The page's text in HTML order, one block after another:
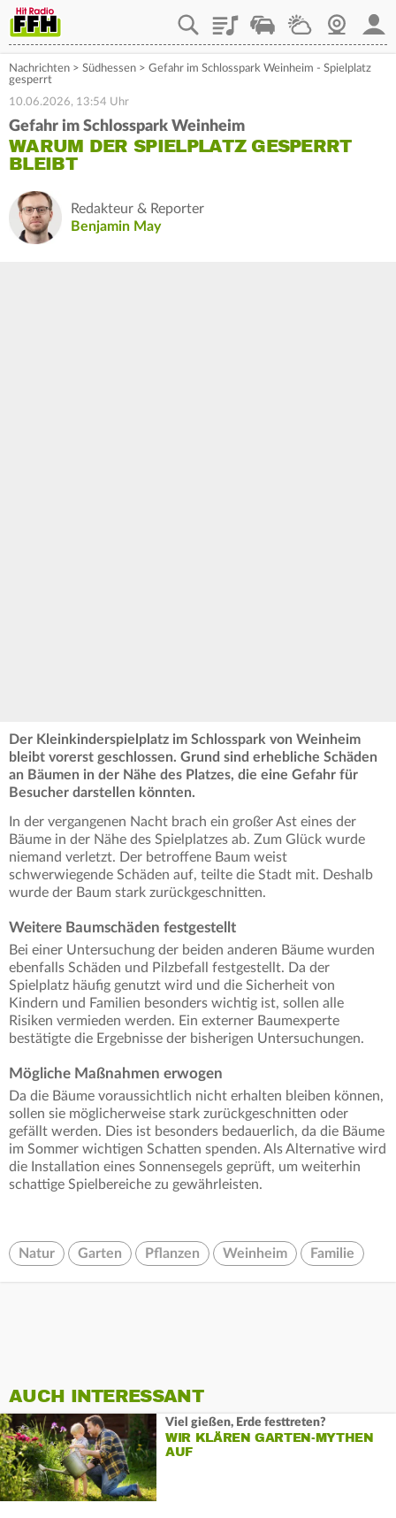
PlaylistStaupilotWetterWebcam
Nachrichten > Südhessen > Gefahr im Schlosspark Weinheim - Spielplatz
gesperrt
10.06.2026, 13:54 Uhr
Gefahr im Schlosspark Weinheim
WARUM DER SPIELPLATZ GESPERRT
BLEIBT
Redakteur & Reporter
Benjamin May
Der Kleinkinderspielplatz im Schlosspark von Weinheim
bleibt vorerst geschlossen. Grund sind erhebliche Schäden
an Bäumen in der Nähe des Platzes, die eine Gefahr für
Besucher darstellen könnten.
In der vergangenen Nacht brach ein großer Ast eines der
Bäume in der Nähe des Spielplatzes ab. Zum Glück wurde
niemand verletzt. Der betroffene Baum weist
schwerwiegende Schäden auf, teilte die Stadt mit. Deshalb
wurde der Baum stark zurückgeschnitten.
Weitere Baumschäden festgestellt
Bei einer Untersuchung der beiden anderen Bäume wurden
ebenfalls Schäden und Pilzbefall festgestellt. Da der
Spielplatz häufig genutzt wird und die Sicherheit von
Kindern und Familien besonders wichtig ist, sollen alle
Risiken vermieden werden. Ein externer Baumexperte
bestätigte die Ergebnisse der bisherigen Untersuchungen.
Mögliche Maßnahmen erwogen
Da die Bäume voraussichtlich nicht erhalten bleiben können,
sollen sie möglicherweise stark zurückgeschnitten oder
gefällt werden. Dies ist besonders bedauerlich, da die Bäume
im Sommer wichtigen Schatten spenden. Als Alternative wird
die Installation eines Sonnensegels geprüft, um weiterhin
schattige Spielbereiche zu gewährleisten.
Natur Garten Pflanzen Weinheim Familie
AUCH INTERESSANT
Viel gießen, Erde festtreten?
WIR KLÄREN GARTEN-MYTHEN
AUF